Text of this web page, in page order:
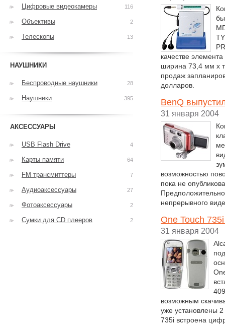
качестве
ширина 73,4 мм x
продаж
долларов.
BenQ
31 января 2004
возможностью
пока не
непрерывного
One Touch
31 января 2004
возможным
уже установлены
735i встроена
Цифровые видеокамеры 116
Объективы 2
Телескопы 13
НАУШНИКИ
Беспроводные наушники 28
Наушники 395
АКСЕССУАРЫ
USB Flash Drive 4
Карты памяти 64
FM трансмиттеры 7
Аудиоаксессуары 27
Фотоаксессуары 2
Сумки для CD плееров 2